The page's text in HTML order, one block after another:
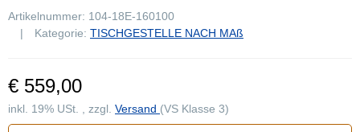
Artikelnummer: 104-18E-160100
Kategorie: TISCHGESTELLE NACH MAß
€ 559,00
inkl. 19% USt. , zzgl. Versand (VS Klasse 3)